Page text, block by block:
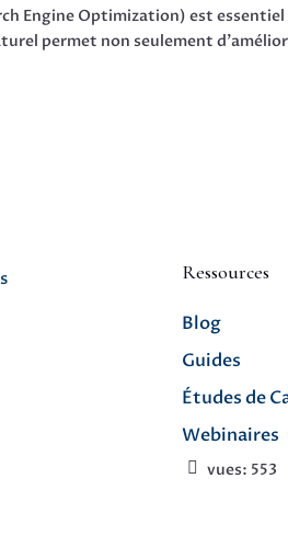
Engine Optimization) est essentiel
permet non seulement
Ressources
Blog
Guides
Études de
Webinaires
vues: 553